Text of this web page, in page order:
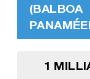
(BALBOA
1